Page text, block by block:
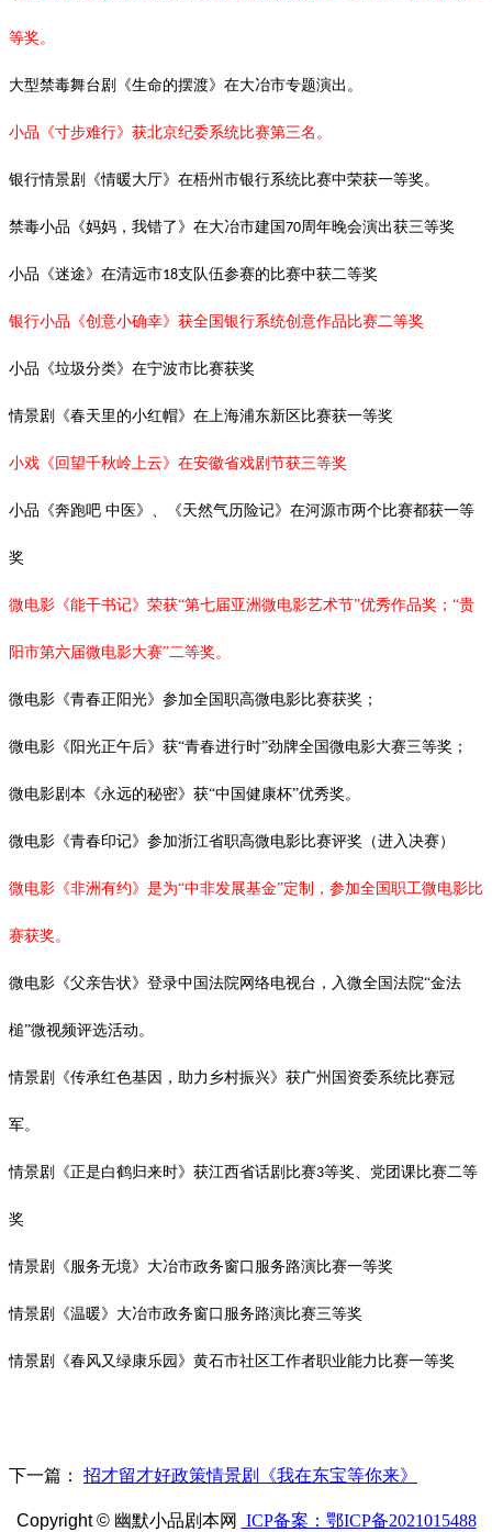
等奖。
大型禁毒舞台剧《生命的摆渡》在大冶市专题演出。
小品《寸步难行》获北京纪委系统比赛第三名。
银行情景剧《情暖大厅》在梧州市银行系统比赛中荣获一等奖。
禁毒小品《妈妈，我错了》在大冶市建国70周年晚会演出获三等奖
小品《迷途》在清远市18支队伍参赛的比赛中获二等奖
银行小品《创意小确幸》获全国银行系统创意作品比赛二等奖
小品《垃圾分类》在宁波市比赛获奖
情景剧《春天里的小红帽》在上海浦东新区比赛获一等奖
小戏《回望千秋岭上云》在安徽省戏剧节获三等奖
小品《奔跑吧 中医》、《天然气历险记》在河源市两个比赛都获一等
奖
微电影《能干书记》荣获“第七届亚洲微电影艺术节”优秀作品奖；“贵
阳市第六届微电影大赛”二等奖。
微电影《青春正阳光》参加全国职高微电影比赛获奖；
微电影《阳光正午后》获“青春进行时”劲牌全国微电影大赛三等奖；
微电影剧本《永远的秘密》获“中国健康杯”优秀奖。
微电影《青春印记》参加浙江省职高微电影比赛评奖（进入决赛）
微电影《非洲有约》是为“中非发展基金”定制，参加全国职工微电影比
赛获奖。
微电影《父亲告状》登录中国法院网络电视台，入微全国法院“金法
槌”微视频评选活动。
情景剧《传承红色基因，助力乡村振兴》获广州国资委系统比赛冠
军。
情景剧《正是白鹤归来时》获江西省话剧比赛3等奖、党团课比赛二等
奖
情景剧《服务无境》大冶市政务窗口服务路演比赛一等奖
情景剧《温暖》大冶市政务窗口服务路演比赛三等奖
情景剧《春风又绿康乐园》黄石市社区工作者职业能力比赛一等奖
下一篇： 招才留才好政策情景剧《我在东宝等你来》
Copyright © 幽默小品剧本网 ICP备案：鄂ICP备2021015488